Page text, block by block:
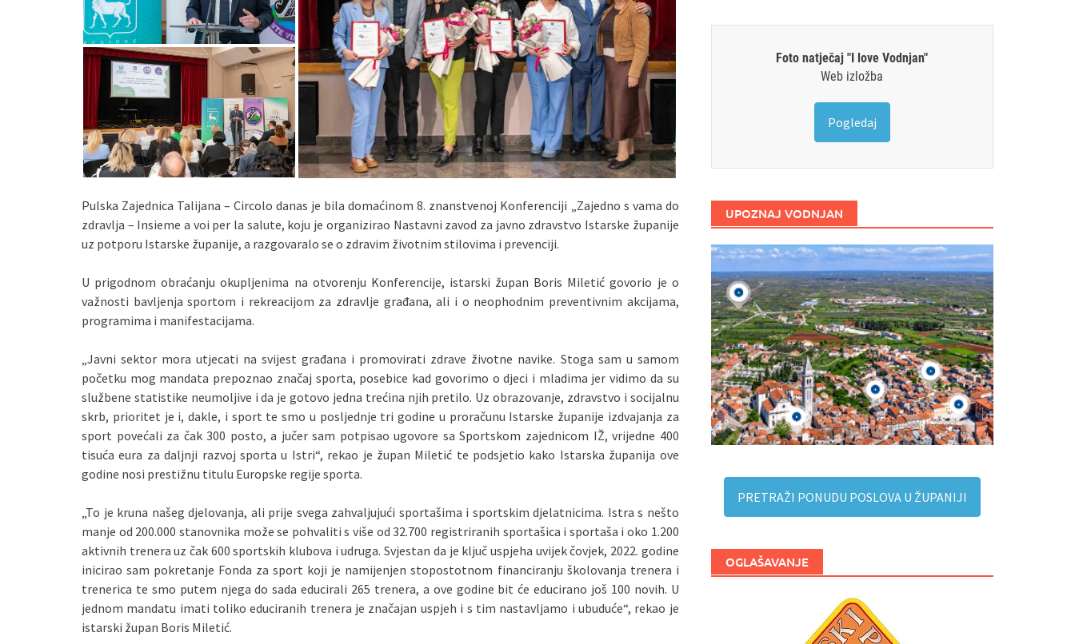
Pulska Zajednica Talijana – Circolo danas je bila domaćinom 8. znanstvenoj Konferenciji „Zajedno s vama do
zdravlja – Insieme a voi per la salute, koju je organizirao Nastavni zavod za javno zdravstvo Istarske županije
uz potporu Istarske županije, a razgovaralo se o zdravim životnim stilovima i prevenciji.
U prigodnom obraćanju okupljenima na otvorenju Konferencije, istarski župan Boris Miletić govorio je o
važnosti bavljenja sportom i rekreacijom za zdravlje građana, ali i o neophodnim preventivnim akcijama,
programima i manifestacijama.
„Javni sektor mora utjecati na svijest građana i promovirati zdrave životne navike. Stoga sam u samom
početku mog mandata prepoznao značaj sporta, posebice kad govorimo o djeci i mladima jer vidimo da su
službene statistike neumoljive i da je gotovo jedna trećina njih pretilo. Uz obrazovanje, zdravstvo i socijalnu
skrb, prioritet je i, dakle, i sport te smo u posljednje tri godine u proračunu Istarske županije izdvajanja za
sport povećali za čak 300 posto, a jučer sam potpisao ugovore sa Sportskom zajednicom IŽ, vrijedne 400
tisuća eura za daljnji razvoj sporta u Istri“, rekao je župan Miletić te podsjetio kako Istarska županija ove
godine nosi prestižnu titulu Europske regije sporta.
„To je kruna našeg djelovanja, ali prije svega zahvaljujući sportašima i sportskim djelatnicima. Istra s nešto
manje od 200.000 stanovnika može se pohvaliti s više od 32.700 registriranih sportašica i sportaša i oko 1.200
aktivnih trenera uz čak 600 sportskih klubova i udruga. Svjestan da je ključ uspjeha uvijek čovjek, 2022. godine
inicirao sam pokretanje Fonda za sport koji je namijenjen stopostotnom financiranju školovanja trenera i
trenerica te smo putem njega do sada educirali 265 trenera, a ove godine bit će educirano još 100 novih. U
jednom mandatu imati toliko educiranih trenera je značajan uspjeh i s tim nastavljamo i ubuduće“, rekao je
istarski župan Boris Miletić.
Foto natječaj "I love Vodnjan"
Web izložba
Pogledaj
UPOZNAJ VODNJAN
PRETRAŽI PONUDU POSLOVA U ŽUPANIJI
OGLAŠAVANJE